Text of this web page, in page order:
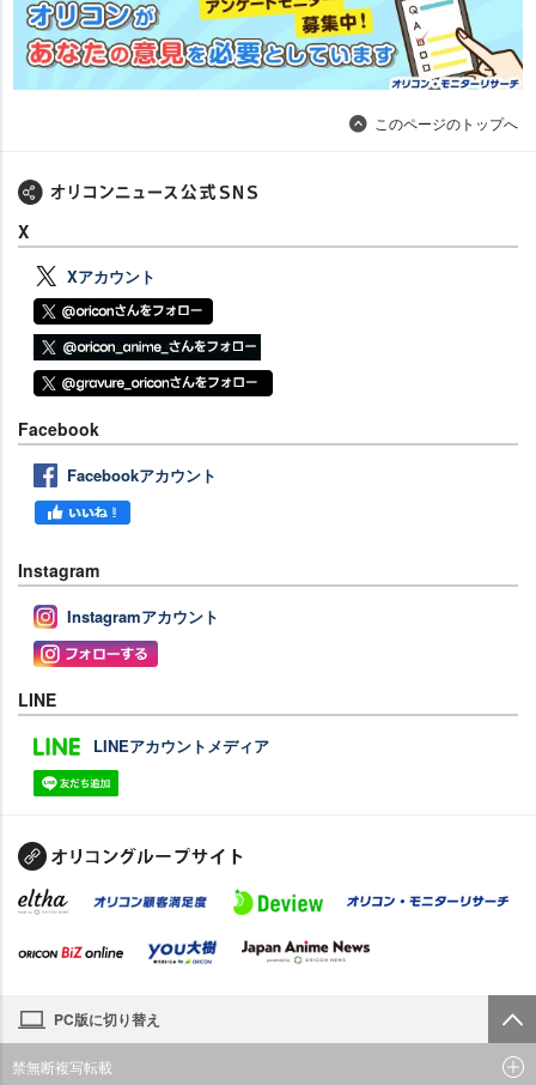
このページのトップへ
X
Xアカウント
Facebook
Facebookアカウント
Instagram
Instagramアカウント
LINE
LINEアカウントメディア
PC版に切り替え
禁無断複写転載